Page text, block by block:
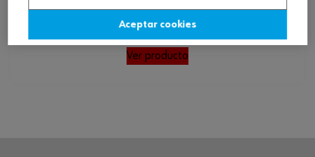
Zapatos de seguridad S1PL Flow
Ver producto
Aceptar cookies